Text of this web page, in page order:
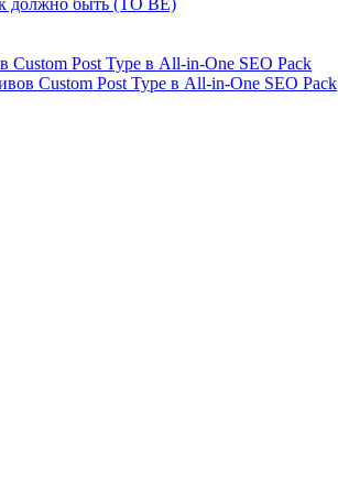
должно быть (TO BE)
Custom Post Type в All-in-One SEO Pack
Custom Post Type в All-in-One SEO Pack